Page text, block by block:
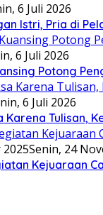
6 Juli 2026
Istri, Pria di
6 Juli 2026
Potong
6 Juli 2026
Tulisan,
Senin, 24
Kejuaraan